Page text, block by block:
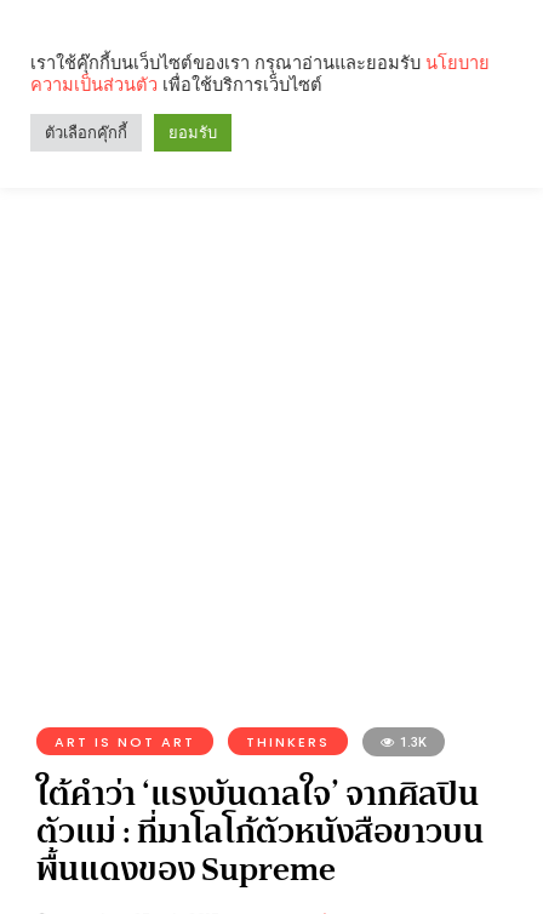
ART IS NOT ART THINKERS 1.3K
ใต้คำว่า ‘แรงบันดาลใจ’ จากศิลปิน
ตัวแม่ : ที่มาโลโก้ตัวหนังสือขาวบน
พื้นแดงของ Supreme
เราใช้คุ๊กกี้บนเว็บไซต์ของเรา กรุณาอ่านและยอมรับ นโยบาย
ความเป็นส่วนตัว เพื่อใช้บริการเว็บไซต์
ตัวเลือกคุ๊กกี้ ยอมรับ